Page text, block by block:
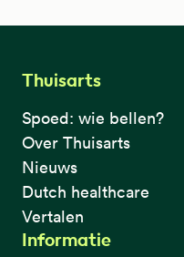
Thuisarts
Spoed: wie bellen?
Over Thuisarts
Nieuws
Dutch healthcare
Vertalen
Informatie